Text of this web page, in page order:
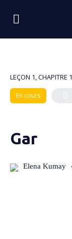
LEÇON 1, CHAPITRE 1
En cours
Gar
Elena Kumay